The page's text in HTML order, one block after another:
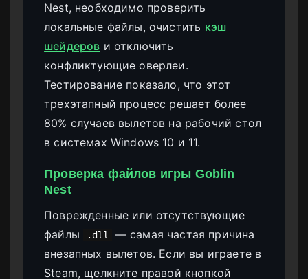
Nest, необходимо проверить
локальные файлы, очистить кэш
шейдеров и отключить
конфликтующие оверлеи.
Тестирование показало, что этот
трехэтапный процесс решает более
80% случаев вылетов на рабочий стол
в системах Windows 10 и 11.
Проверка файлов игры Goblin
Nest
Поврежденные или отсутствующие
файлы
.dll
— самая частая причина
внезапных вылетов. Если вы играете в
Steam, щелкните правой кнопкой